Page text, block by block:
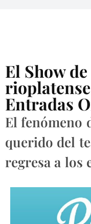
El Show
Entradas
El fenómeno
querido del
regresa a los